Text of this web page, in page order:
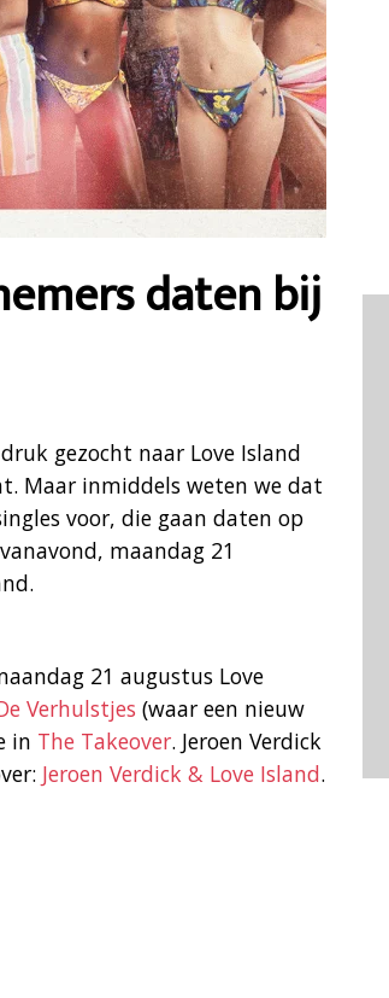
daten bij
gezocht naar Love Island
Maar inmiddels weten we dat
voor, die gaan daten op
maandag 21
21 augustus Love
Verhulstjes (waar een nieuw
in The Takeover. Jeroen Verdick
Jeroen Verdick & Love Island.